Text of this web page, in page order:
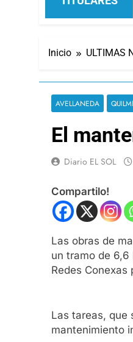
Inicio ULTIMAS
AVELLANEDA
El
Diario EL SOL
Compartilo!
Las obras de
un tramo de 6,6
Redes Conexas
Las tareas, que
mantenimiento